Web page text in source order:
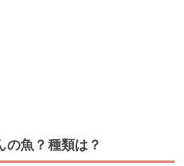
の魚？種類は？